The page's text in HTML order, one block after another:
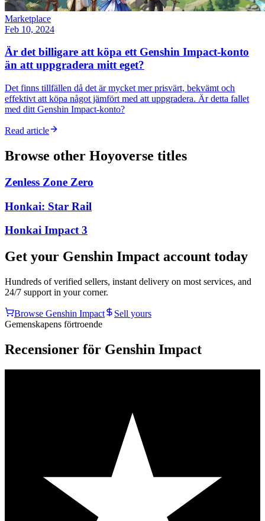
Marketplace
Feb 10, 2024
Är det billigare att köpa ett Genshin Impact-konto
än att uppgradera mitt eget?
Det finns tillfällen då det är mycket mer prisvärt, bekvämt och
effektivt att köpa något jämfört med att uppgradera. Är detta fallet
med ditt Genshin Impact-konto?
Read article
Browse other Hoyoverse titles
Zenless Zone Zero
Honkai: Star Rail
Honkai Impact 3
Get your Genshin Impact account today
Hundreds of verified sellers, instant delivery on most services, and
24/7 support in your corner.
Browse Genshin Impact
Sell yours
Gemenskapens förtroende
Recensioner för Genshin Impact